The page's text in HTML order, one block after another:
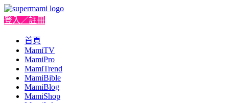
登入／註冊
首頁
MamiTV
MamiPro
MamiTrend
MamiBible
MamiBlog
MamiShop